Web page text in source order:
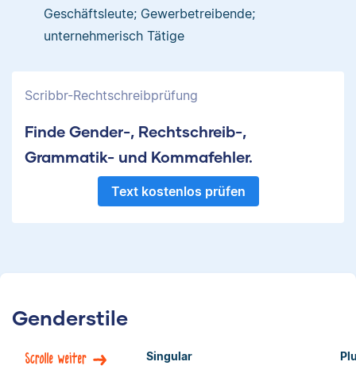
Geschäftsleute; Gewerbetreibende;
unternehmerisch Tätige
Scribbr-Rechtschreibprüfung
Finde Gender-, Rechtschreib-,
Grammatik- und Kommafehler.
Text kostenlos prüfen
Genderstile
Scrolle weiter Singular